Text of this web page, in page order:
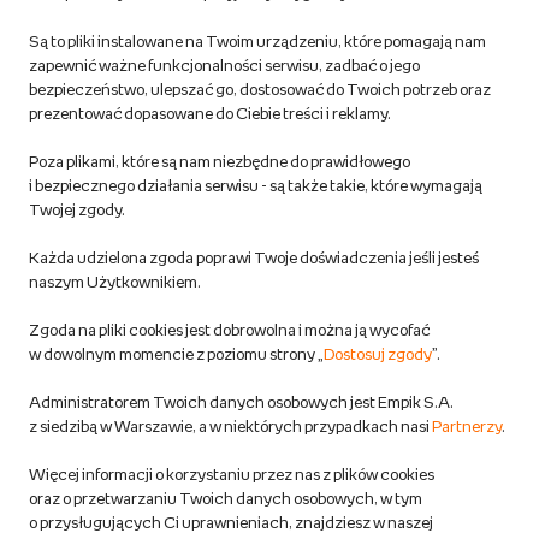
Regulamin empik.com
Pozostałe Regulaminy Empiku
Polityka prywatności empik.com
produktów niebezpiecznych
Dostosuj zgody
Polityka prywatności empik
Raty u partnerów Empiku
korzystaj z kodów zniżkowych.Dowiedz się więcej
Są to pliki instalowane na Twoim urządzeniu, które pomagają nam
zapewnić ważne funkcjonalności serwisu, zadbać o jego
bezpieczeństwo, ulepszać go, dostosować do Twoich potrzeb oraz
prezentować dopasowane do Ciebie treści i reklamy.
Poza plikami, które są nam niezbędne do prawidłowego
i bezpiecznego działania serwisu - są także takie, które wymagają
Twojej zgody.
Każda udzielona zgoda poprawi Twoje doświadczenia jeśli jesteś
naszym Użytkownikiem.
Zgoda na pliki cookies jest dobrowolna i można ją wycofać
w dowolnym momencie z poziomu strony „ Dostosuj zgody”.
Administratorem Twoich danych osobowych jest Empik S.A.
z siedzibą w Warszawie, a w niektórych przypadkach nasi Partnerzy.
Więcej informacji o korzystaniu przez nas z plików cookies
oraz o przetwarzaniu Twoich danych osobowych, w tym
o przysługujących Ci uprawnieniach, znajdziesz w naszej